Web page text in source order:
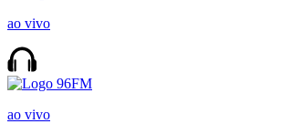
ao vivo
ao vivo